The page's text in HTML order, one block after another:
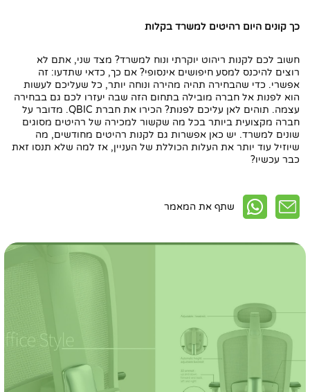
כך קונים היום רהיטים למשרד בקלות
חשוב לכם לקנות ריהוט יוקרתי ונוח למשרד? מצד שני, אתם לא
רוצים להיכנס למסע חיפושים אינסופי? אם כך, כדאי שתדעו: זה
אפשרי. כדי שהבחירה תהיה מהירה ונוחה יותר, כל שעליכם לעשות
הוא לפנות אל חברה מובילה בתחום הזה שבה יעזרו לכם גם בבחירה
עצמה. תוהים לאן עליכם לפנות? הכירו את חברת QBIC. מדובר על
חברה מקצועית ביותר בכל מה שקשור למכירה של רהיטים מסוגים
שונים למשרד. יש כאן אפשרות גם לקנות רהיטים מחודשים, מה
שיוזיל עוד יותר את העלות הכוללת של העניין, אז למה שלא תנסו זאת
כבר עכשיו?
שתף את המאמר